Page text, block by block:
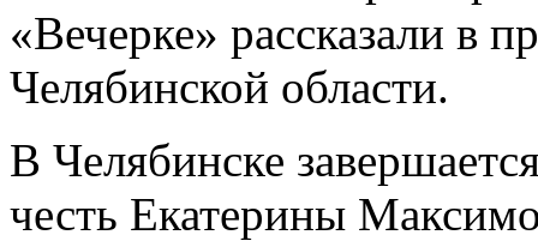
«Вечерке» рассказали в
Челябинской области.
В Челябинске
честь Екатерины